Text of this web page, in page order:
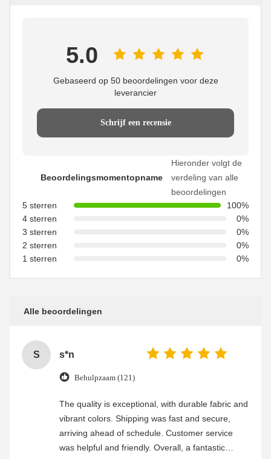
5.0
Gebaseerd op 50 beoordelingen voor deze
leverancier
Schrijf een recensie
Beoordelingsmomentopname
Hieronder volgt de
verdeling van alle
beoordelingen
5 sterren
100%
4 sterren
0%
3 sterren
0%
2 sterren
0%
1 sterren
0%
Alle beoordelingen
S s*n
Behulpzaam (121)
The quality is exceptional, with durable fabric and
vibrant colors. Shipping was fast and secure,
arriving ahead of schedule. Customer service
was helpful and friendly. Overall, a fantastic